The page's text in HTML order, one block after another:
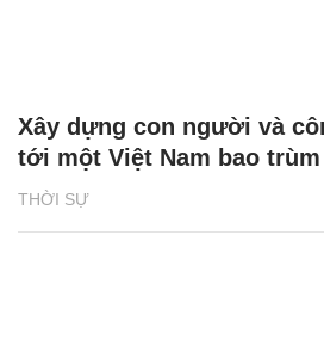
THỜI SỰ
Xây dựng con người và
tới một Việt Nam bao